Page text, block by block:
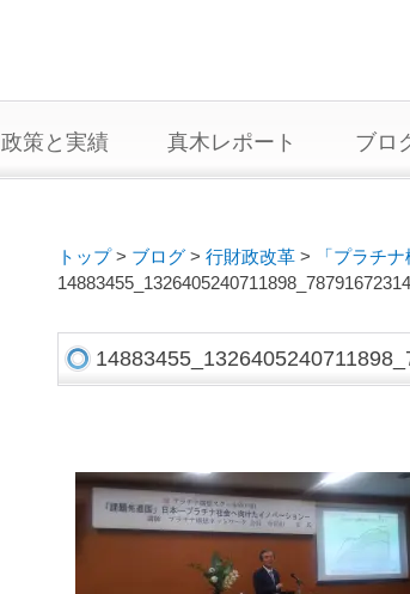
政策と実績 真木レポート ブロ
トップ> ブログ > 行財政改革 > 「プラチ